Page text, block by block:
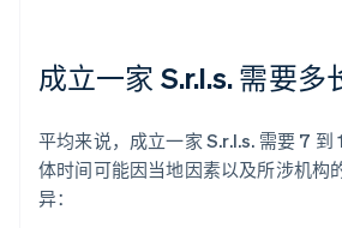
成立一家 S.r.l.s. 需要多
平均来说，成立一家 S.r.l.s. 需要 7 到
体时间可能因当地因素以及所涉机构
异：